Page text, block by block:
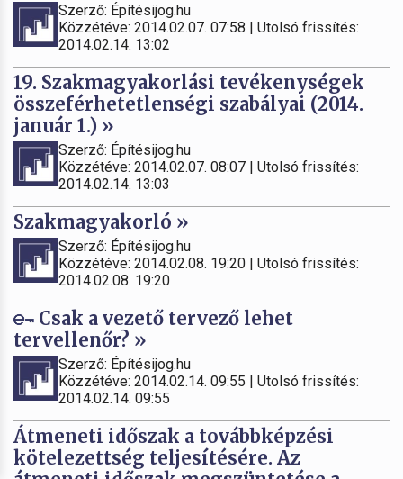
Szerző: Építésijog.hu
Közzétéve: 2014.02.07. 07:58 | Utolsó frissítés:
2014.02.14. 13:02
19. Szakmagyakorlási tevékenységek
összeférhetetlenségi szabályai (2014.
január 1.) »
Szerző: Építésijog.hu
Közzétéve: 2014.02.07. 08:07 | Utolsó frissítés:
2014.02.14. 13:03
Szakmagyakorló »
Szerző: Építésijog.hu
Közzétéve: 2014.02.08. 19:20 | Utolsó frissítés:
2014.02.08. 19:20
Csak a vezető tervező lehet
tervellenőr? »
Szerző: Építésijog.hu
Közzétéve: 2014.02.14. 09:55 | Utolsó frissítés:
2014.02.14. 09:55
Átmeneti időszak a továbbképzési
kötelezettség teljesítésére. Az